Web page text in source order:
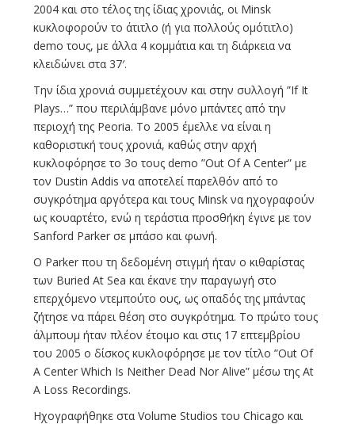
2004 και στο τέλος της ίδιας χρονιάς, οι Minsk
κυκλοφορούν το άτιτλο (ή για πολλούς ομότιτλο)
demo τους, με άλλα 4 κομμάτια και τη διάρκεια να
κλειδώνει στα 37′.
Την ίδια χρονιά συμμετέχουν και στην συλλογή ”If It
Plays…” που περιλάμβανε μόνο μπάντες από την
περιοχή της Peoria. Το 2005 έμελλε να είναι η
καθοριστική τους χρονιά, καθώς στην αρχή
κυκλοφόρησε το 3ο τους demo ”Out Of A Center” με
τον Dustin Addis να αποτελεί παρελθόν από το
συγκρότημα αργότερα και τους Minsk να ηχογραφούν
ως κουαρτέτο, ενώ η τεράστια προσθήκη έγινε με τον
Sanford Parker σε μπάσο και φωνή.
Ο Parker που τη δεδομένη στιγμή ήταν ο κιθαρίστας
των Buried At Sea και έκανε την παραγωγή στο
επερχόμενο ντεμπούτο ους, ως οπαδός της μπάντας
ζήτησε να πάρει θέση στο συγκρότημα. Το πρώτο τους
άλμπουμ ήταν πλέον έτοιμο και στις 17 επτεμβρίου
του 2005 ο δίσκος κυκλοφόρησε με τον τίτλο ”Out Of
A Center Which Is Neither Dead Nor Alive” μέσω της At
A Loss Recordings.
Ηχογραφήθηκε στα Volume Studios του Chicago και